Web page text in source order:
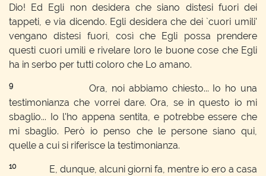
Dio! Ed Egli non desidera che siano distesi fuori dei
tappeti, e via dicendo. Egli desidera che dei `cuori umili'
vengano distesi fuori, così che Egli possa prendere
questi cuori umili e rivelare loro le buone cose che Egli
ha in serbo per tutti coloro che Lo amano.
9
Ora, noi abbiamo chiesto... Io ho una
testimonianza che vorrei dare. Ora, se in questo io mi
sbaglio... Io l'ho appena sentita, e potrebbe essere che
mi sbaglio. Però io penso che le persone siano qui,
quelle a cui si riferisce la testimonianza.
10E, dunque, alcuni giorni fa, mentre io ero a casa